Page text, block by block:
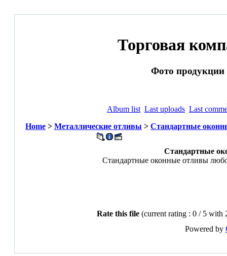
Торговая
Фото продукции
Album list Last uploads Last
Home > Металлические отливы > Стандартные
Стандартные
Стандартные оконные отливы
Rate this file (current rating : 0 / 5 with
Powered by